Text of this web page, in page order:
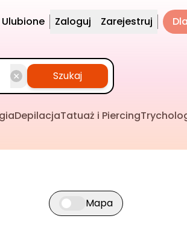
Ulubione Zaloguj Zarejestruj
Szukaj
DepilacjaTatuaż i Piercing
Przełącz widok mapy
Mapa